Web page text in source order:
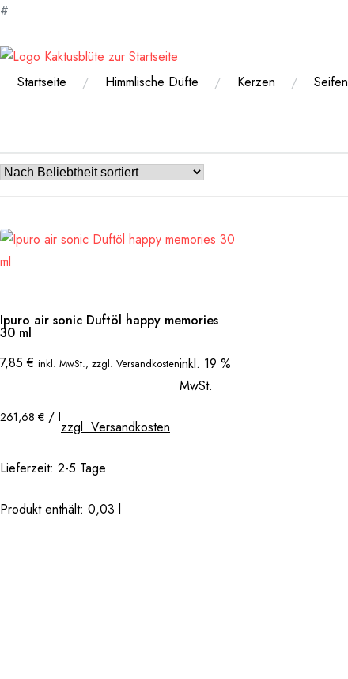
#
Inhalt
springen
Startseite Himmlische Düfte Kerzen Seifen
Ipuro air sonic Duftöl happy memories
30 ml
7,85€ inkl. MwSt., zzgl. Versandkosten
261,68 € / l
inkl. 19 %
MwSt.
zzgl. Versandkosten
Lieferzeit: 2-5 Tage
Produkt enthält: 0,03 l